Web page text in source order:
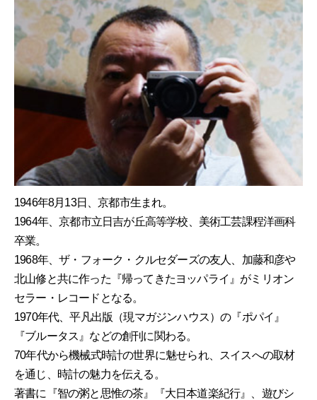
1946年8月13日、京都市生まれ。
1964年、京都市立日吉が丘高等学校、美術工芸課程洋画科
卒業。
1968年、ザ・フォーク・クルセダーズの友人、加藤和彦や
北山修と共に作った『帰ってきたヨッパライ』がミリオン
セラー・レコードとなる。
1970年代、平凡出版（現マガジンハウス）の『ポパイ』
『ブルータス』などの創刊に関わる。
70年代から機械式時計の世界に魅せられ、スイスへの取材
を通じ、時計の魅力を伝える。
著書に『智の粥と思惟の茶』『大日本道楽紀行』、遊びシ